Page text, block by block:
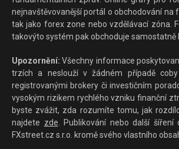
nejnavštěvovanější portál o obchodování
tak jako forex zone nebo vzdělávací zóna.
takovýto systém pak obchoduje samostatně
Upozornění: Všechny informace
trzích a neslouží v žádném případě
registrovanými brokery či investičním
vysokým rizikem rychlého vzniku finanční
byste zvážit, zda rozumíte tomu, jak
najdete zde. Publikování nebo další
FXstreet.cz s.r.o. kromě svého vlastního